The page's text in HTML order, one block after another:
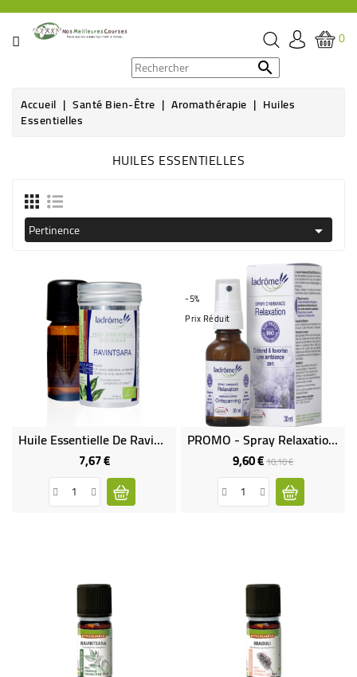
CATÉGORIE
ÉPICERIE
BOISSON
HYGIÈNE
SANTÉ
BIEN-
0

Accueil Santé Bien-Être Aromathérapie Huiles
Essentielles
HUILES ESSENTIELLES
Pertinence 
Huile Essentielle De Ravintsara Bio
7,67 €Prix
-5%
Prix Réduit
PROMO - Spray Relaxation Aux Huiles Essentielles Bio - DERNIERS STOCKS
9,60 €Prix
de
base
10,10 €Prix